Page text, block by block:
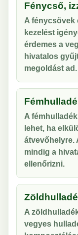
Fénycső,
A fénycsövek
kezelést
érdemes a
hivatalos
megoldást ad.
A
lehet, ha
átvevőhelyre.
mindig a
ellenőrizni.
A
vegyes